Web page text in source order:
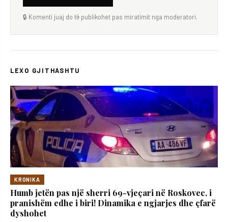
🔒 Komenti juaj do të publikohet pas miratimit nga moderatori.
LEXO GJITHASHTU
KRONIKA
Humb jetën pas një sherri 69-vjeçari në Roskovec, i
pranishëm edhe i biri! Dinamika e ngjarjes dhe çfarë
dyshohet